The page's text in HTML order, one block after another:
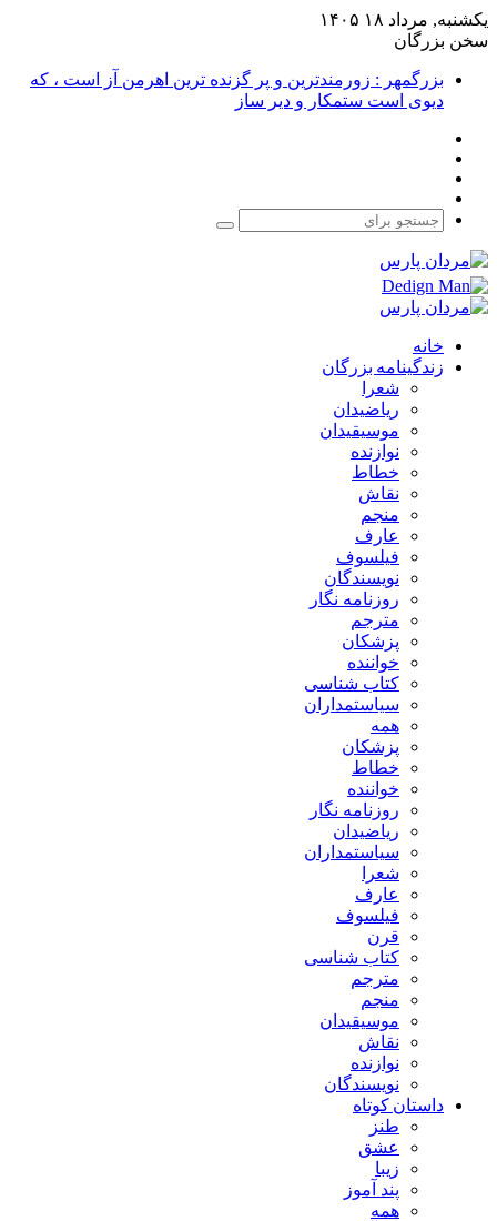
یکشنبه, مرداد ۱۸ ۱۴۰۵
سخن بزرگان
بزرگمهر : زورمندترین و پر گزنده ترین اهرمن آز است ، که
دیوی است ستمکار و دیر ساز
جستجو
خانه
زندگینامه بزرگان
شعرا
ریاضیدان
موسیقیدان
نوازنده
خطاط
نقاش
منجم
عارف
فیلسوف
نویسندگان
روزنامه نگار
مترجم
پزشکان
خواننده
کتاب شناسی
سیاستمداران
همه
پزشکان
خطاط
خواننده
روزنامه نگار
ریاضیدان
سیاستمداران
شعرا
عارف
فیلسوف
قرن
کتاب شناسی
مترجم
منجم
موسیقیدان
نقاش
نوازنده
نویسندگان
داستان کوتاه
طنز
عشق
زیبا
پند آموز
همه